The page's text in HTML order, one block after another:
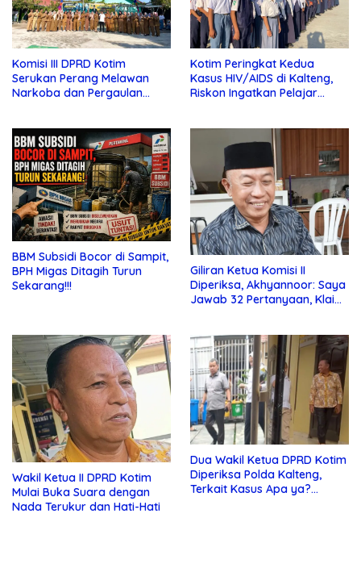
Komisi III DPRD Kotim
Serukan Perang Melawan
Narkoba dan Pergaulan
Kotim Peringkat Kedua
Kasus HIV/AIDS di Kalteng,
Riskon Ingatkan Pelajar
BBM Subsidi Bocor di Sampit,
BPH Migas Ditagih Turun
Sekarang!!!
Giliran Ketua Komisi II
Diperiksa, Akhyannoor: Saya
Jawab 32 Pertanyaan, Klaim
Wakil Ketua II DPRD Kotim
Mulai Buka Suara dengan
Nada Terukur dan Hati-Hati
Dua Wakil Ketua DPRD Kotim
Diperiksa Polda Kalteng,
Terkait Kasus Apa ya?…